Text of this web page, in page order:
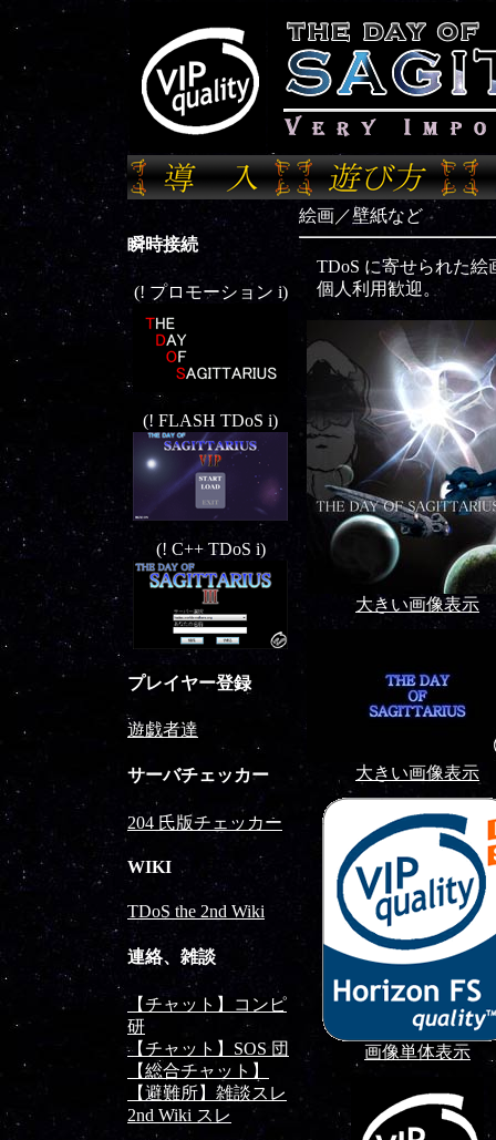
瞬時接続
(! プロモーション i)
(! FLASH TDoS i)
(! C++ TDoS i)
プレイヤー登録
遊戯者達
サーバチェッカー
204 氏版チェッカー
WIKI
TDoS the 2nd Wiki
連絡、雑談
【チャット】コンピ
研
【チャット】SOS 団
【総合チャット】
【避難所】雑談スレ
2nd Wiki スレ
絵画／壁紙など
TDoS に寄せられた絵
個人利用歓迎。
大きい画像表示
大きい画像表示
画像単体表示